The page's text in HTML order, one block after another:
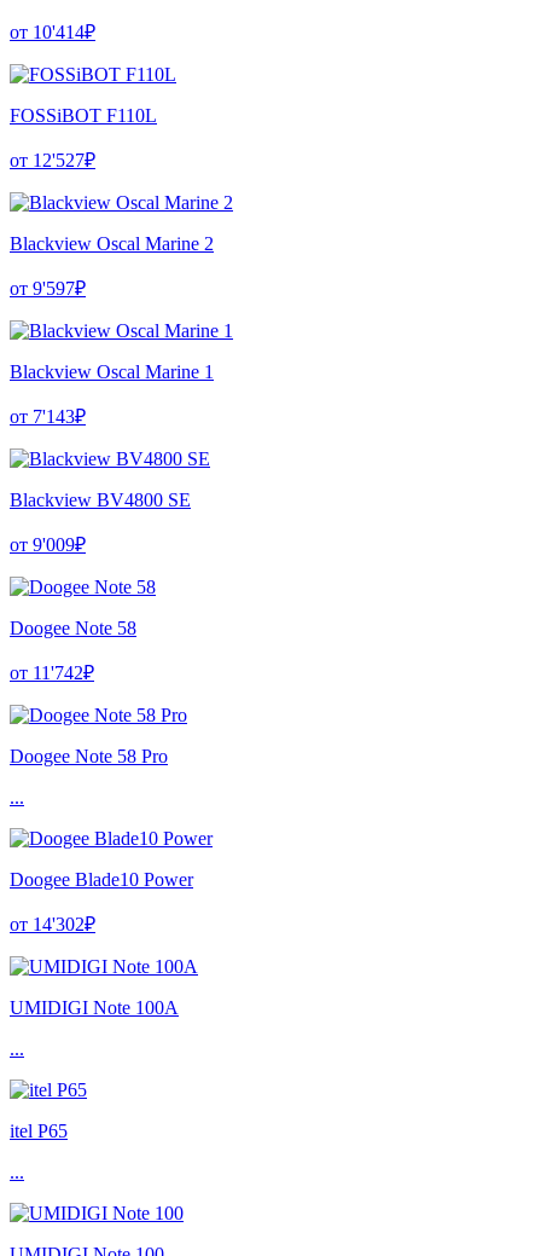
от 10'414₽
FOSSiBOT F110L
от 12'527₽
Blackview Oscal Marine 2
от 9'597₽
Blackview Oscal Marine 1
от 7'143₽
Blackview BV4800 SE
от 9'009₽
Doogee Note 58
от 11'742₽
Doogee Note 58 Pro
...
Doogee Blade10 Power
от 14'302₽
UMIDIGI Note 100A
...
itel P65
...